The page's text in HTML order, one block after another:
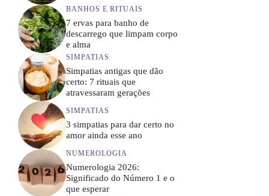
BANHOS E RITUAIS
7 ervas para banho de
descarrego que limpam corpo
e alma
SIMPATIAS
Simpatias antigas que dão
certo: 7 rituais que
atravessaram gerações
SIMPATIAS
3 simpatias para dar certo no
amor ainda esse ano
NUMEROLOGIA
Numerologia 2026:
Significado do Número 1 e o
que esperar